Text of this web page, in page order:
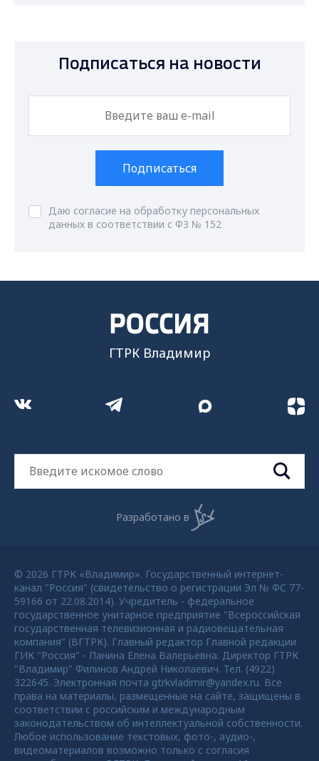
Подписаться на новости
Подписаться
Даю согласие на обработку персональных
данных в соответствии с ФЗ № 152
ГТРК Владимир
Разработано в
© 2026 ГТРК «Владимир». Государственный интернет-
канал "Россия" (свидетельство о регистрации Эл № ФС 77-
59166 от 22.08.2014). Учредитель - федеральное
государственное унитарное предприятие "Всероссийская
государственная телевизионная и радиовещательная
компания" (ВГТРК). Главный редактор Главной редакции
ГИК "Россия" - Панина Елена Валерьевна. Директор ГТРК
"Владимир" Филинов Андрей Николаевич. Тел. (4922)
322645. Электронная почта gtrkvladimir@yandex.ru. Все
права на материалы, размещенные на сайте, защищены в
соответствии с российским и международным
законодательством об интеллектуальной собственности.
Любое использование текстовых, фото-, аудио-,
видеоматериалов возможно только с согласия